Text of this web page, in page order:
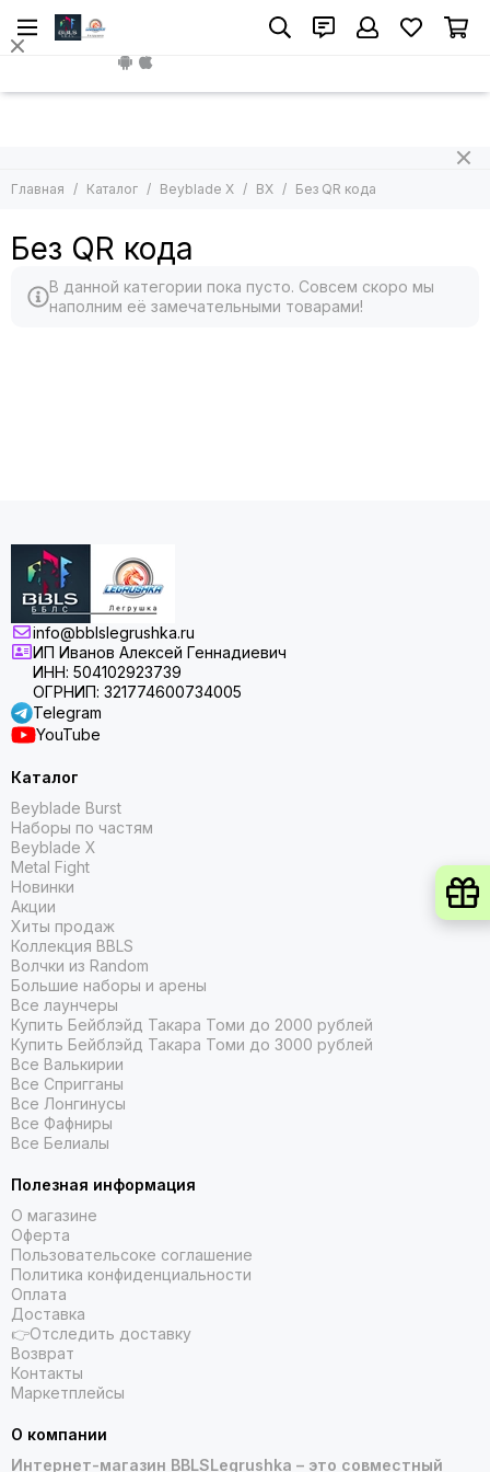
Beyblade X
Все товары
BX
Все товары
Наборы с ареной
Ручки
Без QR кода
Бокс для волчков
Главная Каталог Beyblade X BX Без QR кода
Без QR кода
В данной категории пока пусто. Совсем скоро мы
наполним её замечательными товарами!
info@bblslegrushka.ru
ИП Иванов Алексей Геннадиевич
ИНН: 504102923739
ОГРНИП: 321774600734005
Telegram
YouTube
Каталог
Beyblade Burst
Наборы по частям
Beyblade X
Metal Fight
Новинки
Акции
Хиты продаж
Коллекция BBLS
Волчки из Random
Большие наборы и арены
Все лаунчеры
Купить Бейблэйд Такара Томи до 2000 рублей
Купить Бейблэйд Такара Томи до 3000 рублей
Все Валькирии
Все Спригганы
Все Лонгинусы
Все Фафниры
Все Белиалы
Полезная информация
О магазине
Оферта
Пользовательсоке соглашение
Политика конфиденциальности
Оплата
Доставка
👉Отследить доставку
Возврат
Контакты
Маркетплейсы
О компании
Интернет-магазин BBLSLegrushka – это совместный